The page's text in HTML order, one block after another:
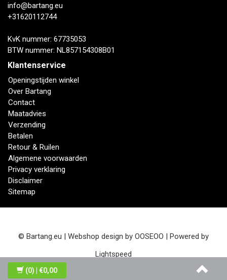
info@bartang.eu
+31620112744
KvK nummer: 67735053
BTW nummer: NL857154308B01
Klantenservice
Openingstijden winkel
Over Bartang
Contact
Maatadvies
Verzending
Betalen
Retour & Ruilen
Algemene voorwaarden
Privacy verklaring
Disclaimer
Sitemap
© Bartang.eu | Webshop design by OOSEOO | Powered by
Lightspeed
(0) | €0,00